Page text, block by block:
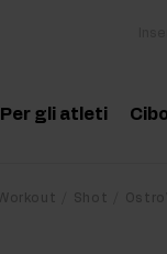
Per gli atleti
Shot